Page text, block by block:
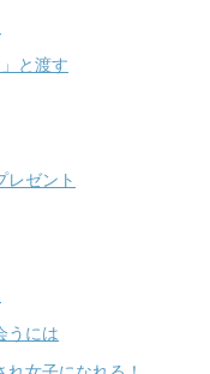
と渡す
レゼント
うには